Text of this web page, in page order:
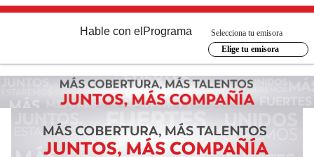
Hable con el Programa
Selecciona tu emisora
Elige tu emisora